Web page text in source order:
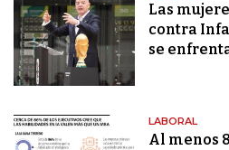
Las
contra
se
LABORAL
Al menos